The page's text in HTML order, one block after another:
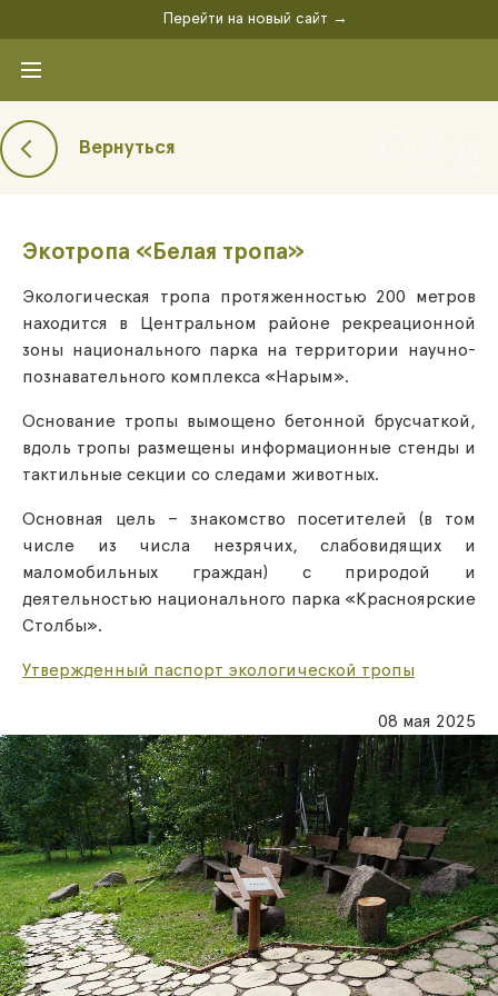
Перейти на новый сайт →
Вернуться
Экотропа «Белая тропа»
Экологическая тропа протяженностью 200 метров
находится в Центральном районе рекреационной
зоны национального парка на территории научно-
познавательного комплекса «Нарым».
Основание тропы вымощено бетонной брусчаткой,
вдоль тропы размещены информационные стенды и
тактильные секции со следами животных.
Основная цель – знакомство посетителей (в том
числе из числа незрячих, слабовидящих и
маломобильных граждан) с природой и
деятельностью национального парка «Красноярские
Столбы».
Утвержденный паспорт экологической тропы
08 мая 2025